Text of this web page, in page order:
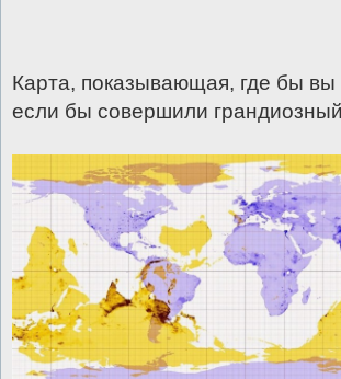
Карта, показывающая, где бы вы
если бы совершили